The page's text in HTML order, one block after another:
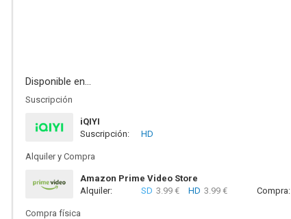
Disponible en...
Suscripción
iQIYI
Suscripción:
HD
Alquiler y Compra
Amazon Prime Video Store
Alquiler:
SD 3.99 € HD 3.99 € Compra:
Compra física